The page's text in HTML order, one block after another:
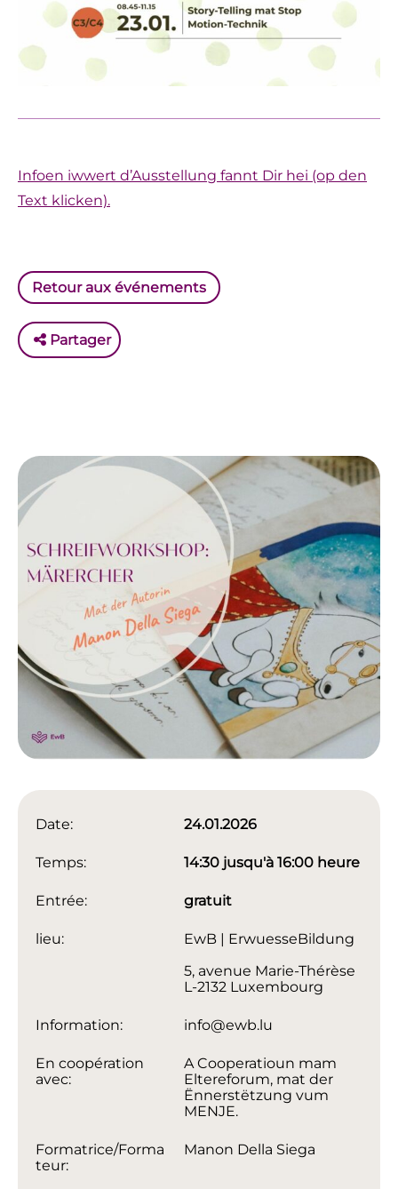
Infoen iwwert d’Ausstellung fannt Dir hei (op den
Text klicken).
Retour aux événements
Partager
Date: 24.01.2026
Temps: 14:30 jusqu'à 16:00 heure
Entrée: gratuit
lieu:
EwB | ErwuesseBildung
5, avenue Marie-Thérèse
L-2132 Luxembourg
Information: info@ewb.lu
En coopération
avec:
A Cooperatioun mam
Eltereforum, mat der
Ënnerstëtzung vum
MENJE.
Formatrice/Forma
teur:
Manon Della Siega